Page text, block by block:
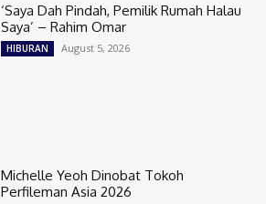
‘Saya Dah Pindah, Pemilik Rumah Halau
Saya’ – Rahim Omar
HIBURAN August 5, 2026
Michelle Yeoh Dinobat Tokoh
Perfileman Asia 2026